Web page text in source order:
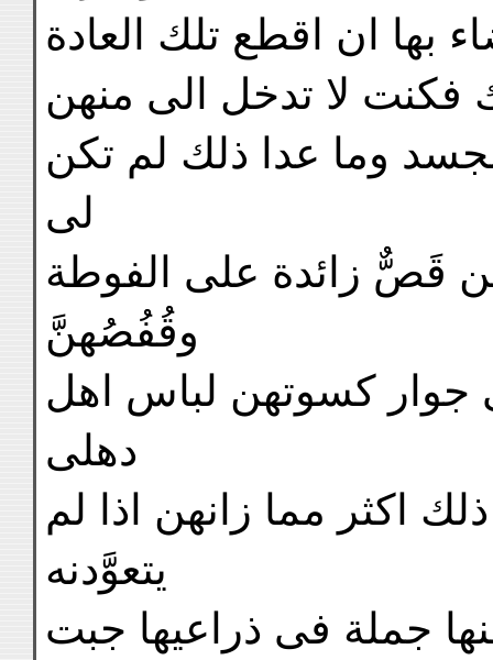
بها ان اقطع تلك العادة
فكنت لا تدخل الى منهن
وما عدا ذلك لم تكن
لى
قَصٌّ زائدة على الفوطة
وقُفُصُهنَّ
جوار كسوتهن لباس اهل
دهلى
اكثر مما زانهن اذا لم
يتعوَّدنه
جملة فى ذراعيها جبت